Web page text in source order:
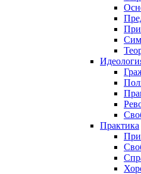
Практика